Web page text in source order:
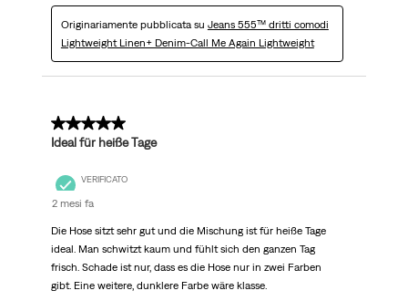
Originariamente pubblicata su Jeans 555™ dritti comodi
Lightweight Linen+ Denim-Call Me Again Lightweight
5 su 5 stelle.
Ideal für heiße Tage
VERIFICATO
2 mesi fa
Die Hose sitzt sehr gut und die Mischung ist für heiße Tage
ideal. Man schwitzt kaum und fühlt sich den ganzen Tag
frisch. Schade ist nur, dass es die Hose nur in zwei Farben
gibt. Eine weitere, dunklere Farbe wäre klasse.